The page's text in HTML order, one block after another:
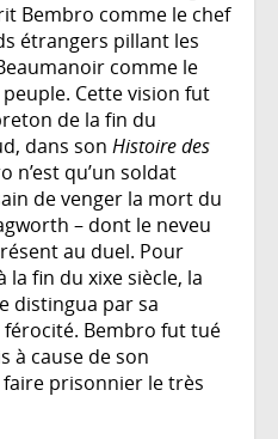
Bembro comme le chef
étrangers pillant les
comme le
Cette vision fut
de la fin du
dans son Histoire des
n’est qu’un soldat
de venger la mort du
– dont le neveu
au duel. Pour
fin du xixe siècle, la
distingua par sa
férocité. Bembro fut tué
à cause de son
prisonnier le très